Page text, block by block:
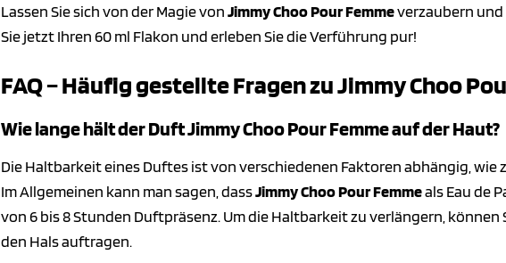
Lassen Sie sich von der Magie vonJimmy Choo Pour Femmeverzaubern und
Sie jetzt Ihren 60 ml Flakon und erleben Sie die Verführung pur!
FAQ – Häufig gestellte Fragen zu Jimmy Choo
Wie lange hält der Duft Jimmy Choo Pour Femme auf der Haut?
Die Haltbarkeit eines Duftes ist von verschiedenen Faktoren abhängig,
Im Allgemeinen kann man sagen, dassJimmy Choo Pour Femmeals Eau de
von 6 bis 8 Stunden Duftpräsenz. Um die Haltbarkeit zu verlängern,
den Hals auftragen.